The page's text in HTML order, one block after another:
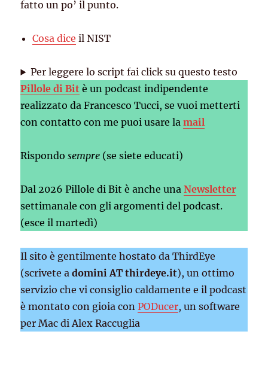
fatto un po’ il punto.
Cosa dice il NIST
Per leggere lo script fai click su questo testo
Pillole di Bit è un podcast indipendente
realizzato da Francesco Tucci, se vuoi metterti
con contatto con me puoi usare lamail
Rispondosempre (se siete educati)
Dal 2026 Pillole di Bit è anche unaNewsletter
settimanale con gli argomenti del podcast.
(esce il martedì)
Il sito è gentilmente hostato da ThirdEye
(scrivete adomini AT thirdeye.it), un ottimo
servizio che vi consiglio caldamente e il podcast
è montato con gioia conPODucer, un software
per Mac di Alex Raccuglia